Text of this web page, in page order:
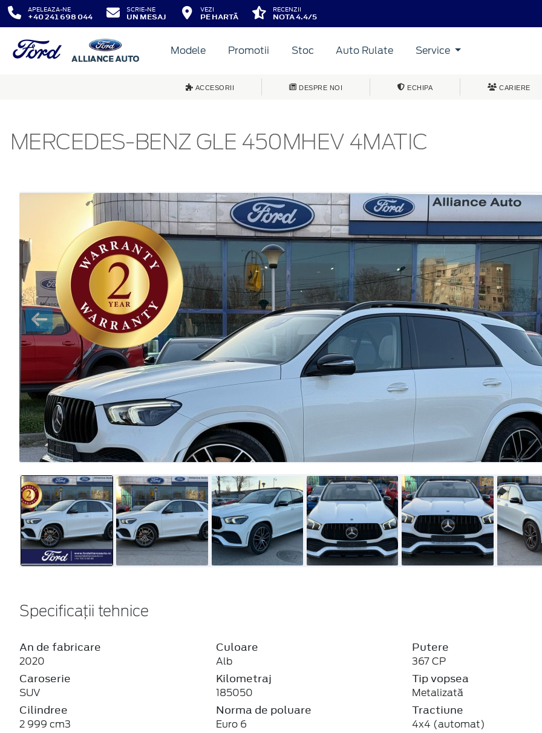
APELEAZA-NE
+40 241 698 044
SCRIE-NE
UN MESAJ
VEZI
PE HARTĂ
RECENZII
NOTA 4.4/5
Modele Promotii Stoc Auto Rulate Service
ACCESORII DESPRE NOI ECHIPA CARIERE
MERCEDES-BENZ GLE 450MHEV 4MATIC
Specificații tehnice
An de fabricare
2020
Caroserie
SUV
Cilindree
2 999 cm3
Culoare
Alb
Kilometraj
185050
Norma de poluare
Euro 6
Putere
367 CP
Tip vopsea
Metalizată
Tractiune
4x4 (automat)